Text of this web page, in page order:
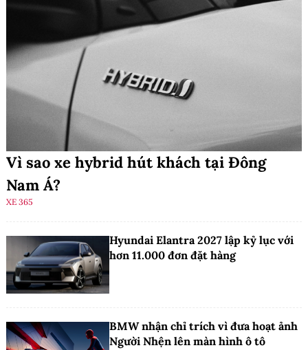
Vì sao xe hybrid hút khách tại Đông
Nam Á?
XE 365
Hyundai Elantra 2027 lập kỷ lục với
hơn 11.000 đơn đặt hàng
BMW nhận chỉ trích vì đưa hoạt ảnh
Người Nhện lên màn hình ô tô